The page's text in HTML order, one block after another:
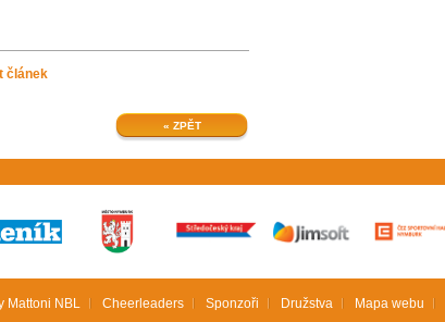
článek
« ZPĚT
Mattoni NBL Cheerleaders Sponzoři Družstva Mapa webu